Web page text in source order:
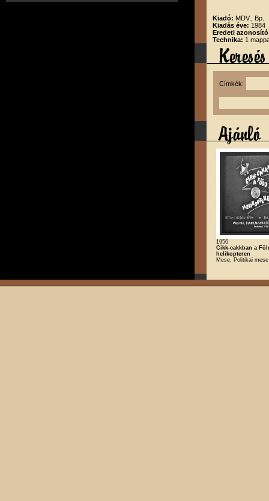
Kiadó: MDV., Bp.
Kiadás éve: 1984
Eredeti
Technika: 1
Címkék:
1956
Cikk-cakkban a
helikopteren
Mese, Politikai mese